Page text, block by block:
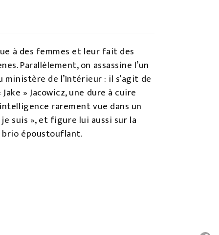
à des femmes et leur fait des
Parallèlement, on assassine l’un
de l’Intérieur : il s’agit de
» Jacowicz, une dure à cuire
rarement vue dans un
suis », et figure lui aussi sur la
brio époustouflant.